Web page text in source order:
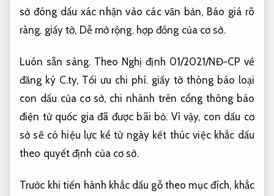
sở đóng dấu xác nhận vào các văn bản, Báo giá rõ
ràng. giấy tờ, Dễ mở rộng.hợp đồng của cơ sở.
Luôn sẵn sàng.Theo Nghị định 01/2021/NĐ-CP về
đăng ký C.ty, Tối ưu chi phí. giấy tờ thông báo loại
con dấu của cơ sở, chi nhánh trên cổng thông báo
điện tử quốc gia đã được bãi bỏ. Vì vậy, con dấu cơ
sở sẽ có hiệu lực kể từ ngày kết thúc việc khắc dấu
theo quyết định của cơ sở.
Trước khi tiến hành khắc dấu gỗ theo mục đích, khắc